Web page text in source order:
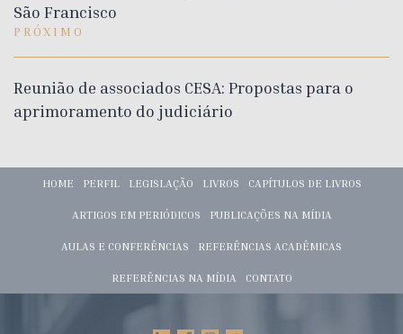
São Francisco
PRÓXIMO
Reunião de associados CESA: Propostas para o
aprimoramento do judiciário
HOME PERFIL LEGISLAÇÃO LIVROS CAPÍTULOS DE LIVROS
ARTIGOS EM PERIÓDICOS PUBLICAÇÕES NA MÍDIA
AULAS E CONFERÊNCIAS REFERÊNCIAS ACADÊMICAS
REFERÊNCIAS NA MÍDIA CONTATO